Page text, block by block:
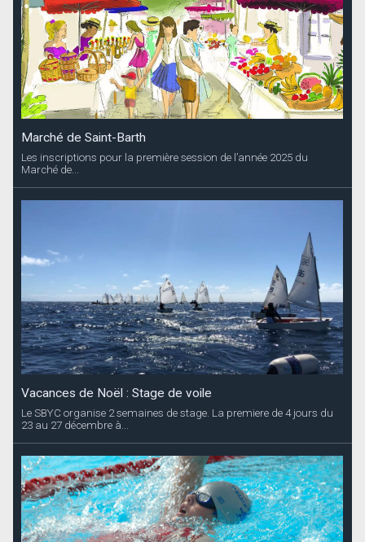
Marché de Saint-Barth
Les inscriptions pour la première session de l’année 2025 du
Marché de...
Vacances de Noël : Stage de voile
Le SBYC organise 2 semaines de stage. La premiere de 4 jours du
23 au 27 décembre à...